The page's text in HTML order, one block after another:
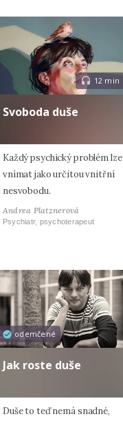
12 min
Svoboda duše
Každý psychický problém lze
vnímat jako určitou vnitřní
nesvobodu.
Andrea Platznerová
Psychiatr, psychoterapeut
odemčené
Jak roste duše
Duše to teď nemá snadné,